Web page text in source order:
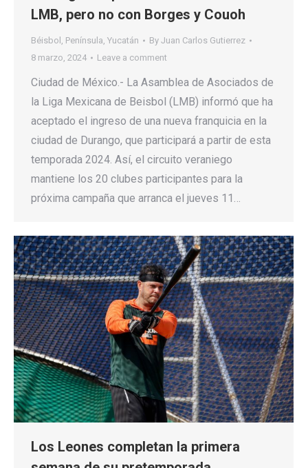
LMB, pero no con Borges y Couoh
Béisbol , Península, Yucatán By Juan Carlos Gutierrez
8 marzo, 2024
Leave a comment
Ciudad de México.- La Asamblea de Asociados de
la Liga Mexicana de Beisbol (LMB) informó que ha
aceptado el ingreso de una nueva franquicia en la
ciudad de Durango, que participará a partir de esta
temporada 2024. Así, el circuito veraniego
mantiene los 20 clubes participantes para la
próxima campaña que arranca el jueves 11…
Los Leones completan la primera